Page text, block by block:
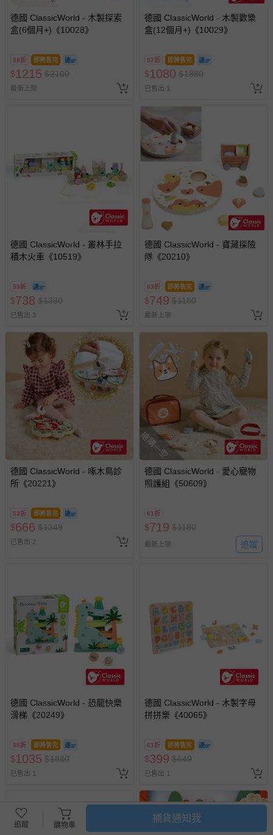
德國 ClassicWorld - 木製探索
盒(6個月+)《10028》
58折 即將售完
$1215 $2100
最新上架
德國 ClassicWorld - 木製歡樂
盒(12個月+)《10029》
57折 即將售完
$1080 $1880
已售出 1
德國 ClassicWorld - 叢林手拉
積木火車《10519》
53折
$738 $1380
已售出 3
德國 ClassicWorld - 寶藏探險
隊《20210》
63折 即將售完
$749 $1180
最新上架
德國 ClassicWorld - 啄木鳥診
所《20221》
53折 即將售完
$666 $1249
已售出 2
搶購一空
德國 ClassicWorld - 愛心寵物
照護組《50609》
61折
$719 $1180
最新上架 追蹤
德國 ClassicWorld - 恐龍快樂
滑梯《20249》
55折 即將售完
$1035 $1880
已售出 1
德國 ClassicWorld - 木製字母
拼拼樂《40065》
61折 即將售完
$399 $649
已售出 1
追蹤 購物車
補貨通知我